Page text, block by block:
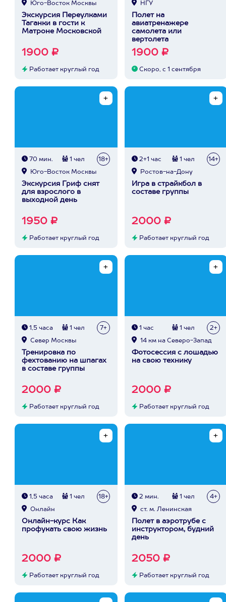
Юго-Восток Москвы
Экскурсия Переулками
Таганки в гости к
Матроне Московской
1900 ₽
Работает круглый год
НГУ
Полет на
авиатренажере
самолета или
вертолета
1900 ₽
Скоро, с 1 сентября
70 мин. 1 чел 18+
Юго-Восток Москвы
Экскурсия Гриф снят
для взрослого в
выходной день
1950 ₽
Работает круглый год
2+1 час 1 чел 14+
Ростов-на-Дону
Игра в страйкбол в
составе группы
2000 ₽
Работает круглый год
1,5 часа 1 чел 7+
Север Москвы
Тренировка по
фехтованию на шпагах
в составе группы
2000 ₽
Работает круглый год
1 час 1 чел 2+
14 км на Северо-Запад
Фотосессия с лошадью
на свою технику
2000 ₽
Работает круглый год
1,5 часа 1 чел 18+
Онлайн
Онлайн-курс Как
профукать свою жизнь
2000 ₽
Работает круглый год
2 мин. 1 чел 4+
ст. м. Ленинская
Полет в аэротрубе с
инструктором, будний
день
2050 ₽
Работает круглый год